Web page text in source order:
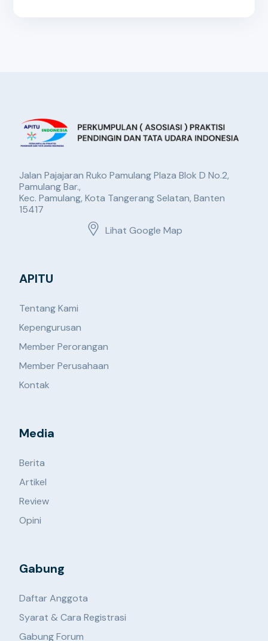
Jalan Pajajaran Ruko Pamulang Plaza Blok D No.2,
Pamulang Bar.,
Kec. Pamulang, Kota Tangerang Selatan, Banten
15417
Lihat Google Map
APITU
Tentang Kami
Kepengurusan
Member Perorangan
Member Perusahaan
Kontak
Media
Berita
Artikel
Review
Opini
Gabung
Daftar Anggota
Syarat & Cara Registrasi
Gabung Forum